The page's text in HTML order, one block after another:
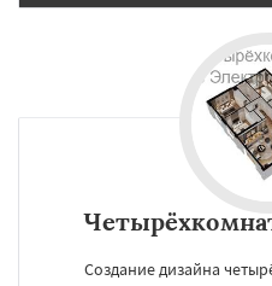
Создание дизайна